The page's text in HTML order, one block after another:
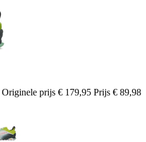
Originele prijs € 179,95 Prijs € 89,98